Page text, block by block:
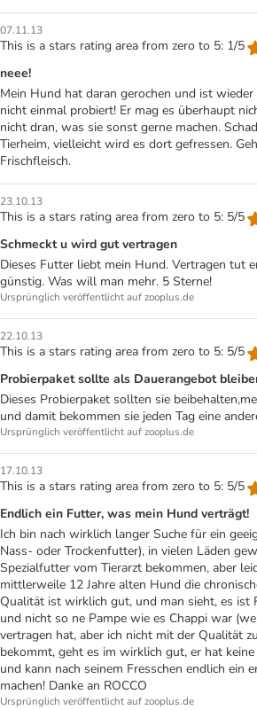
07.11.13
This is a stars rating area from zero to 5: 1/5
neee!
Mein Hund hat daran gerochen und ist wieder
nicht einmal probiert! Er mag es überhaupt
nicht dran, was sie sonst gerne machen.
Tierheim, vielleicht wird es dort gefressen.
Frischfleisch.
23.10.13
This is a stars rating area from zero to 5: 5/5
Schmeckt u wird gut vertragen
Dieses Futter liebt mein Hund. Vertragen tut
günstig. Was will man mehr. 5 Sterne!
Ursprünglich veröffentlicht auf zooplus.de
22.10.13
This is a stars rating area from zero to 5: 5/5
Probierpaket sollte als Dauerangebot
Dieses Probierpaket sollten sie
und damit bekommen sie jeden Tag eine
Ursprünglich veröffentlicht auf zooplus.de
17.10.13
This is a stars rating area from zero to 5: 5/5
Endlich ein Futter, was mein Hund verträgt!
Ich bin nach wirklich langer Suche für ein
Nass- oder Trockenfutter), in vielen Läden
Spezialfutter vom Tierarzt bekommen, aber
mittlerweile 12 Jahre alten Hund die
Qualität ist wirklich gut, und man sieht, es ist
und nicht so ne Pampe wie es Chappi war
vertragen hat, aber ich nicht mit der Qualität
bekommt, geht es im wirklich gut, er hat
und kann nach seinem Fresschen endlich ein
machen! Danke an ROCCO
Ursprünglich veröffentlicht auf zooplus.de